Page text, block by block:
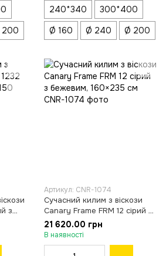
240*340
300*400
Ø 160
Ø 240 Ø 200
з
Артикул: CNR-1074
Сучасний килим з віскози
Canary Frame FRM 12 сірий з
бежевим, 160×235 см
21 620.00 грн
В наявності